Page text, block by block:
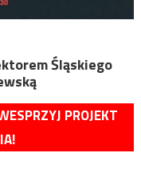
Śląskiego
PROJEKT